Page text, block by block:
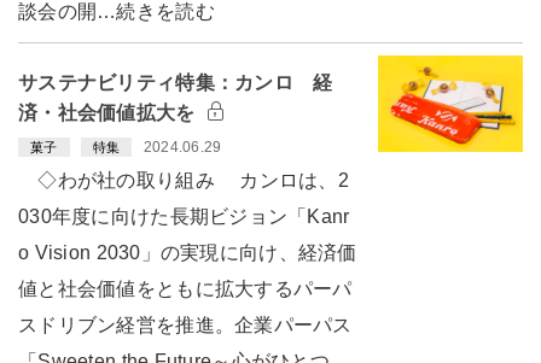
談会の開…続きを読む
サステナビリティ特集：カンロ 経
済・社会価値拡大を
菓子 特集 2024.06.29
◇わが社の取り組み カンロは、2
030年度に向けた長期ビジョン「Kanr
o Vision 2030」の実現に向け、経済価
値と社会価値をともに拡大するパーパ
スドリブン経営を推進。企業パーパス